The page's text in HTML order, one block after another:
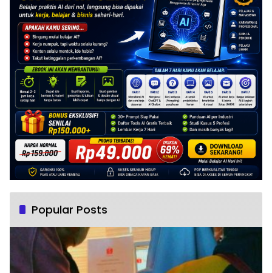
Popular Posts